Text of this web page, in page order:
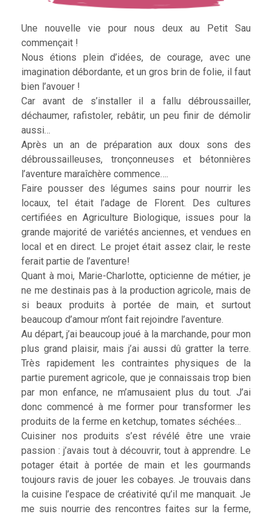
Une nouvelle vie pour nous deux au Petit Sau
commençait !
Nous étions plein d’idées, de courage, avec une
imagination débordante, et un gros brin de folie, il faut
bien l’avouer !
Car avant de s’installer il a fallu débroussailler,
déchaumer, rafistoler, rebâtir, un peu finir de démolir
aussi…
Après un an de préparation aux doux sons des
débroussailleuses, tronçonneuses et bétonnières
l’aventure maraîchère commence….
Faire pousser des légumes sains pour nourrir les
locaux, tel était l’adage de Florent. Des cultures
certifiées en Agriculture Biologique, issues pour la
grande majorité de variétés anciennes, et vendues en
local et en direct. Le projet était assez clair, le reste
ferait partie de l’aventure!
Quant à moi, Marie-Charlotte, opticienne de métier, je
ne me destinais pas à la production agricole, mais de
si beaux produits à portée de main, et surtout
beaucoup d’amour m’ont fait rejoindre l’aventure.
Au départ, j’ai beaucoup joué à la marchande, pour mon
plus grand plaisir, mais j’ai aussi dû gratter la terre.
Très rapidement les contraintes physiques de la
partie purement agricole, que je connaissais trop bien
par mon enfance, ne m’amusaient plus du tout. J’ai
donc commencé à me former pour transformer les
produits de la ferme en ketchup, tomates séchées…
Cuisiner nos produits s’est révélé être une vraie
passion : j’avais tout à découvrir, tout à apprendre. Le
potager était à portée de main et les gourmands
toujours ravis de jouer les cobayes. Je trouvais dans
la cuisine l’espace de créativité qu’il me manquait. Je
me suis nourrie des rencontres faites sur la ferme,